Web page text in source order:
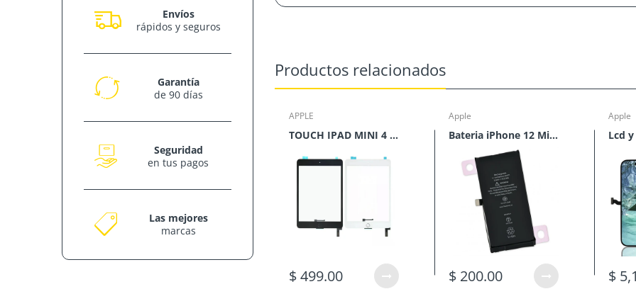
Envíos
rápidos y seguros
Garantía
de 90 días
Seguridad
en tus pagos
Las mejores
marcas
Productos relacionados
APPLE
TOUCH IPAD MINI 4 CON HOME
$ 499.00
Apple
Bateria iPhone 12 Mini*
$ 200.00
Apple
$